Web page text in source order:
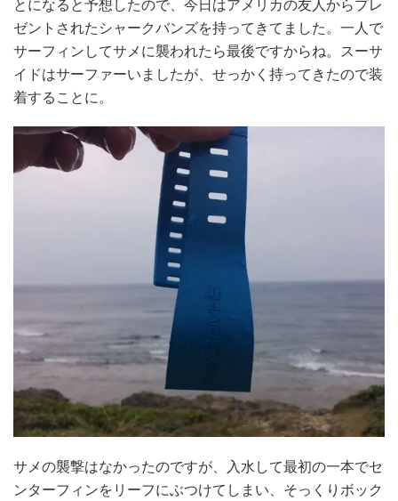
とになると予想したので、今日はアメリカの友人からプレ
ゼントされたシャークバンズを持ってきてました。一人で
サーフィンしてサメに襲われたら最後ですからね。スーサ
イドはサーファーいましたが、せっかく持ってきたので装
着することに。
サメの襲撃はなかったのですが、入水して最初の一本でセ
ンターフィンをリーフにぶつけてしまい、そっくりボック